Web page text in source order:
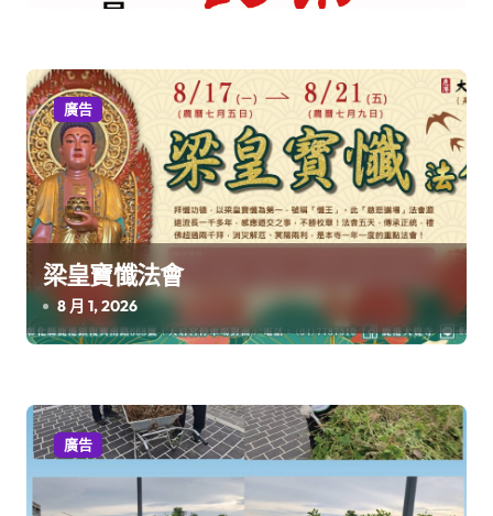
廣告
梁皇寶懺法會
8 月 1, 2026
廣告